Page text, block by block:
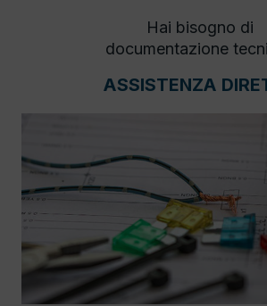
Hai bisogno di
documentazione
ASSISTENZA